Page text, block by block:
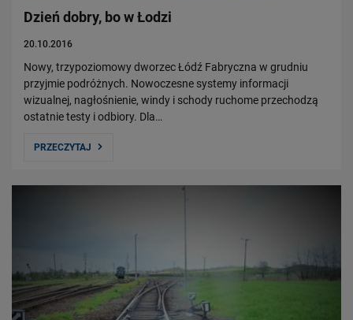
Dzień dobry, bo w Łodzi
20.10.2016
Nowy, trzypoziomowy dworzec Łódź Fabryczna w grudniu
przyjmie podróżnych. Nowoczesne systemy informacji
wizualnej, nagłośnienie, windy i schody ruchome przechodzą
ostatnie testy i odbiory. Dla…
PRZECZYTAJ